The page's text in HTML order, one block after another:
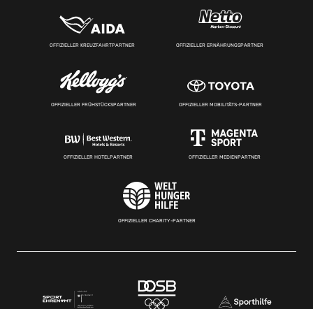
OFFIZIELLER KREUZFAHRTPARTNER OFFIZIELLER ERNÄHRUNGSPARTNER
OFFIZIELLER FRÜHSTÜCKSPARTNER OFFIZIELLER MOBILITÄTS-PARTNER
OFFIZIELLER HOTELPARTNER OFFIZIELLER MEDIENPARTNER
OFFIZIELLER CHARITY-PARTNER